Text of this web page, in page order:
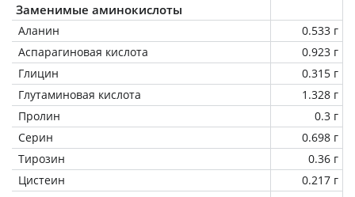
Заменимые аминокислоты
Аланин
0.533 г
Аспарагиновая кислота
0.923 г
Глицин
0.315 г
Глутаминовая кислота
1.328 г
Пролин
0.3 г
Серин
0.698 г
Тирозин
0.36 г
Цистеин
0.217 г